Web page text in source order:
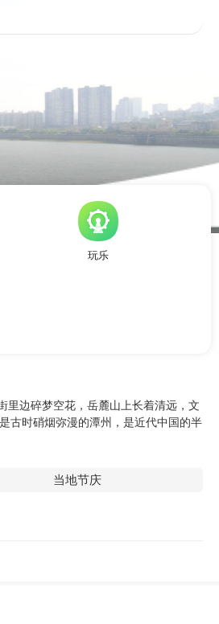
玩乐
里边碎梦空花，岳麓山上长着清远，文
古时硝烟弥漫的潭州，是近代中国的半
当地节庆